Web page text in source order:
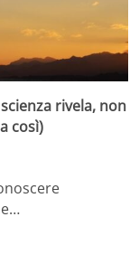
rivela, non
così)